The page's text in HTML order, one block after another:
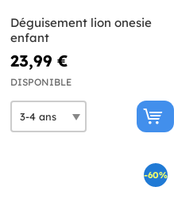
Déguisement lion onesie
enfant
23,99 €
DISPONIBLE
-60%